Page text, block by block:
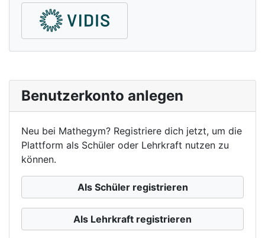
Benutzerkonto anlegen
Neu bei Mathegym? Registriere dich jetzt, um die
Plattform als Schüler oder Lehrkraft nutzen zu
können.
Als Schüler registrieren
Als Lehrkraft registrieren